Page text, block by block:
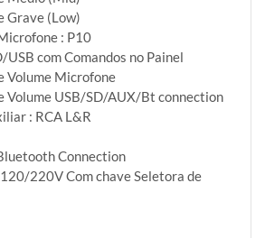
Grave (Low)
: P10
USB com Comandos no Painel
Volume Microfone
Volume USB/SD/AUX/Bt connection
: RCA L&R
Connection
120/220V Com chave Seletora de